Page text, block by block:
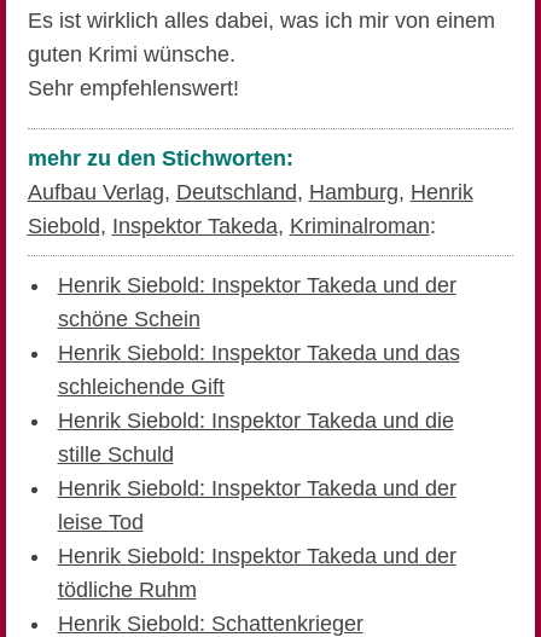
Es ist wirklich alles dabei, was ich mir von einem
guten Krimi wünsche.
Sehr empfehlenswert!
mehr zu den Stichworten:
Aufbau Verlag, Deutschland, Hamburg, Henrik
Siebold, Inspektor Takeda, Kriminalroman:
Henrik Siebold: Inspektor Takeda und der
schöne Schein
Henrik Siebold: Inspektor Takeda und das
schleichende Gift
Henrik Siebold: Inspektor Takeda und die
stille Schuld
Henrik Siebold: Inspektor Takeda und der
leise Tod
Henrik Siebold: Inspektor Takeda und der
tödliche Ruhm
Henrik Siebold: Schattenkrieger